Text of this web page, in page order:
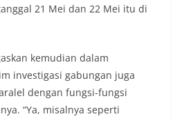
21 Mei dan 22 Mei itu di
kemudian dalam
investigasi gabungan juga
dengan fungsi-fungsi
“Ya, misalnya seperti